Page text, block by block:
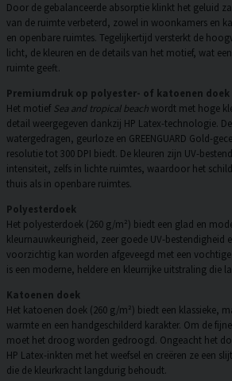
Door de gebalanceerde absorptie klinkt het geluid
van de ruimte verbeterd, zowel in woonkamers en
en openbare ruimtes. Tegelijkertijd versterkt de
licht, de kleuren en de details van het motief, wat
ruimte geeft.
Premiumdruk op polyester- of katoenen doek
Het motief Sea and tropical beach wordt met hoge
detail weergegeven dankzij HP Latex-technologie.
watergedragen, geurloze en GREENGUARD Gold-
resolutie tot 300 DPI biedt. De kleuren zijn UV-
intensiteit, zelfs in lichte ruimtes, waardoor het
thuis als in openbare ruimtes.
Polyesterdoek
Het polyesterdoek (260 g/m²) biedt een glad en
kleurnauwkeurigheid, zeer goede UV-bestendigheid
voorzichtig kan worden afgeveegd met een
is een moderne, heldere en kleurrijke uitstraling die
Katoenen doek
Het katoenen doek (260 g/m²) biedt een klassieke,
warmte en een handgeschilderd karakter. Om de
moet het droog worden gedroogd. Ongeacht het
HP Latex-inkten met het weefsel en creëren ze een
die de kleurkracht langdurig behoudt.